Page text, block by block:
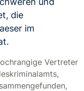
die
im
Vertreter